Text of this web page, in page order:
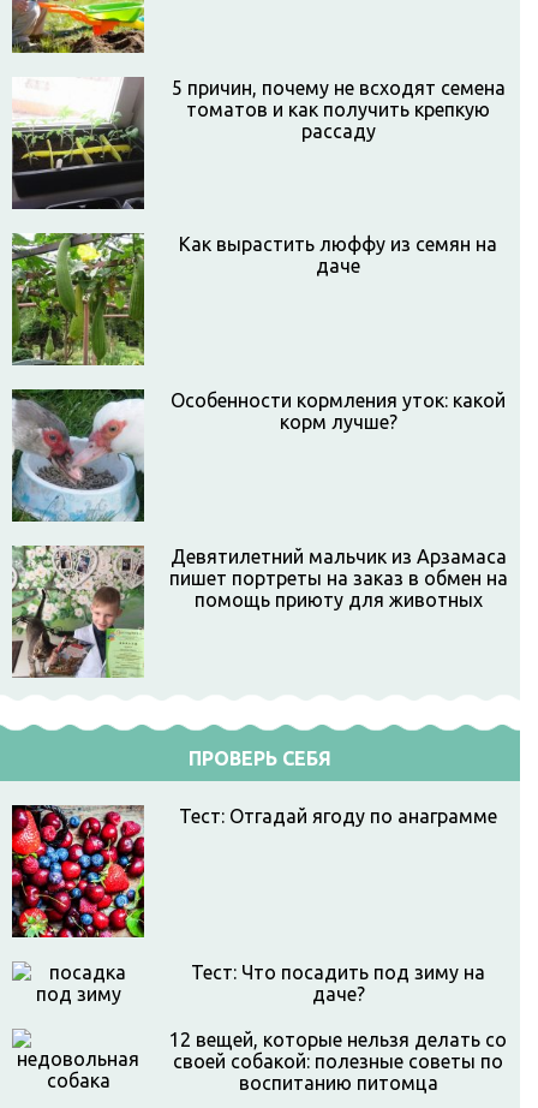
5 причин, почему не всходят семена
томатов и как получить крепкую
рассаду
Как вырастить люффу из семян на
даче
Особенности кормления уток: какой
корм лучше?
Девятилетний мальчик из Арзамаса
пишет портреты на заказ в обмен на
помощь приюту для животных
ПРОВЕРЬ СЕБЯ
Тест: Отгадай ягоду по анаграмме
Тест: Что посадить под зиму на
даче?
12 вещей, которые нельзя делать со
своей собакой: полезные советы по
воспитанию питомца